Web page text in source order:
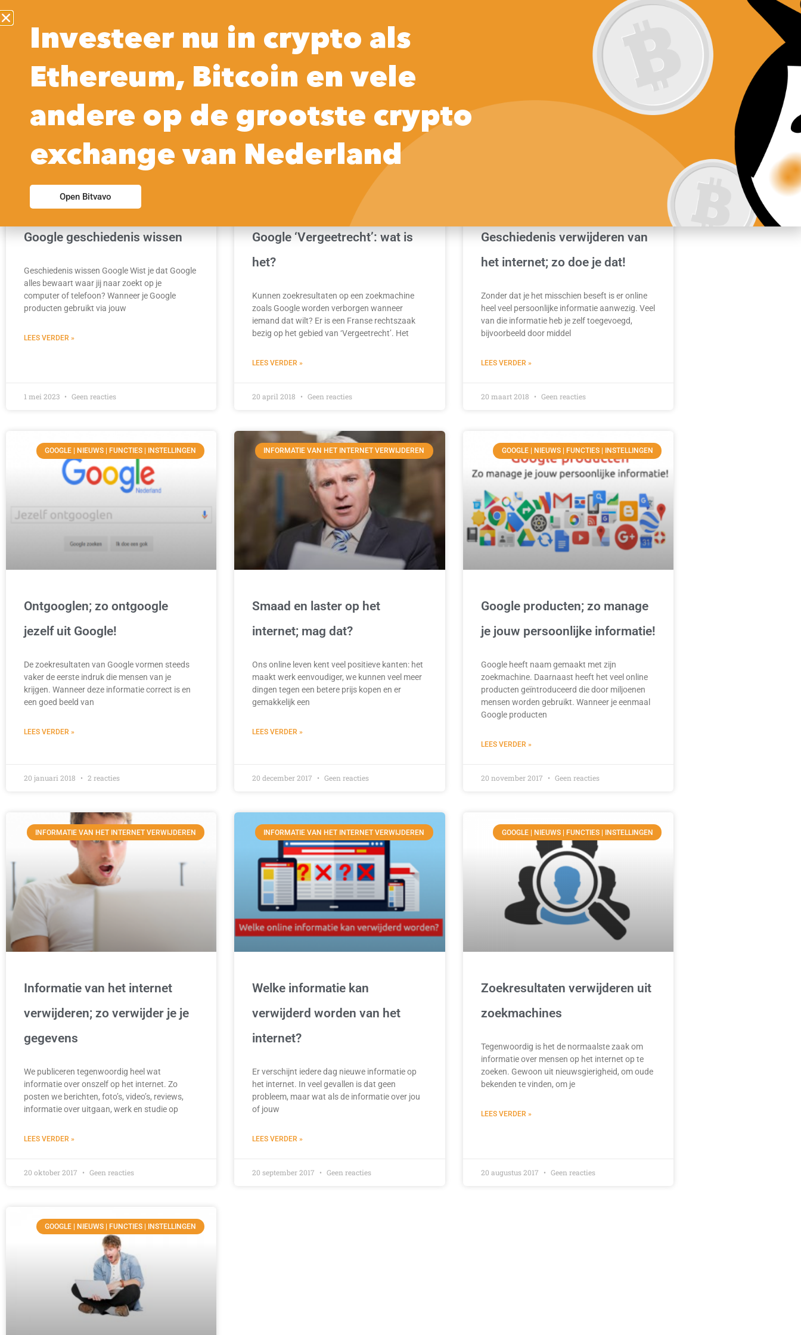
Nieuws
GOOGLE | NIEUWS | FUNCTIES | INSTELLINGEN
Google geschiedenis wissen
Geschiedenis wissen Google Wist je dat Google
alles bewaart waar jij naar zoekt op je
computer of telefoon? Wanneer je Google
producten gebruikt via jouw
LEES VERDER »
1 mei 2023 Geen reacties
GOOGLE | NIEUWS | FUNCTIES | INSTELLINGEN
Google ‘Vergeetrecht’: wat is
het?
Kunnen zoekresultaten op een zoekmachine
zoals Google worden verborgen wanneer
iemand dat wilt? Er is een Franse rechtszaak
bezig op het gebied van ‘Vergeetrecht’. Het
LEES VERDER »
20 april 2018 Geen reacties
INFORMATIE VAN HET INTERNET VERWIJDEREN
Geschiedenis verwijderen van
het internet; zo doe je dat!
Zonder dat je het misschien beseft is er online
heel veel persoonlijke informatie aanwezig. Veel
van die informatie heb je zelf toegevoegd,
bijvoorbeeld door middel
LEES VERDER »
20 maart 2018 Geen reacties
GOOGLE | NIEUWS | FUNCTIES | INSTELLINGEN
Ontgooglen; zo ontgoogle
jezelf uit Google!
De zoekresultaten van Google vormen steeds
vaker de eerste indruk die mensen van je
krijgen. Wanneer deze informatie correct is en
een goed beeld van
LEES VERDER »
20 januari 2018 2 reacties
INFORMATIE VAN HET INTERNET VERWIJDEREN
Smaad en laster op het
internet; mag dat?
Ons online leven kent veel positieve kanten: het
maakt werk eenvoudiger, we kunnen veel meer
dingen tegen een betere prijs kopen en er
gemakkelijk een
LEES VERDER »
20 december 2017 Geen reacties
GOOGLE | NIEUWS | FUNCTIES | INSTELLINGEN
Google producten; zo manage
je jouw persoonlijke informatie!
Google heeft naam gemaakt met zijn
zoekmachine. Daarnaast heeft het veel online
producten geïntroduceerd die door miljoenen
mensen worden gebruikt. Wanneer je eenmaal
Google producten
LEES VERDER »
20 november 2017 Geen reacties
INFORMATIE VAN HET INTERNET VERWIJDEREN
Informatie van het internet
verwijderen; zo verwijder je je
gegevens
We publiceren tegenwoordig heel wat
informatie over onszelf op het internet. Zo
posten we berichten, foto’s, video’s, reviews,
informatie over uitgaan, werk en studie op
LEES VERDER »
20 oktober 2017 Geen reacties
INFORMATIE VAN HET INTERNET VERWIJDEREN
Welke informatie kan
verwijderd worden van het
internet?
Er verschijnt iedere dag nieuwe informatie op
het internet. In veel gevallen is dat geen
probleem, maar wat als de informatie over jou
of jouw
LEES VERDER »
20 september 2017 Geen reacties
GOOGLE | NIEUWS | FUNCTIES | INSTELLINGEN
Zoekresultaten verwijderen uit
zoekmachines
Tegenwoordig is het de normaalste zaak om
informatie over mensen op het internet op te
zoeken. Gewoon uit nieuwsgierigheid, om oude
bekenden te vinden, om je
LEES VERDER »
20 augustus 2017 Geen reacties
GOOGLE | NIEUWS | FUNCTIES | INSTELLINGEN
Investeer nu in crypto als
Ethereum, Bitcoin en vele
andere op de grootste crypto
exchange van Nederland
Open Bitvavo